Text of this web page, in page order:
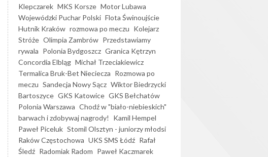
Klepczarek MKS Korsze Motor Lubawa
Wojewódzki Puchar Polski Flota Świnoujście
Hutnik Kraków rozmowa po meczu Kolejarz
Stróże Olimpia Zambrów Przedstawiamy
rywala Polonia Bydgoszcz Granica Kętrzyn
Concordia Elbląg Michał Trzeciakiewicz
Termalica Bruk-Bet Nieciecza Rozmowa po
meczu Sandecja Nowy Sącz Wiktor Biedrzycki
Bartoszyce GKS Katowice GKS Bełchatów
Polonia Warszawa Chodź w "biało-niebieskich"
barwach i zdobywaj nagrody!
Kamil Hempel
Paweł Piceluk Stomil Olsztyn - juniorzy młodsi
Raków Częstochowa UKS SMS Łódź Rafał
Śledź Radomiak Radom Paweł Kaczmarek